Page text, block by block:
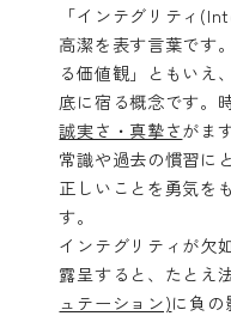
「インテグリティ
高潔を表す言葉です
る価値観」ともいえ
底に宿る概念です。
誠実さ・真摯さがま
常識や過去の慣習に
正しいことを勇気を
す。
インテグリティが欠
露呈すると、たとえ
ュテーション)に負の